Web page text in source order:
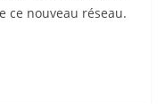
ce nouveau réseau.